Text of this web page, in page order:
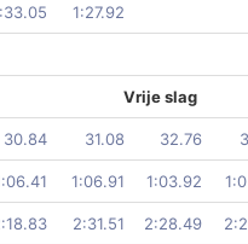
1:27.92
Vrije slag
30.84 31.08 32.76
1:06.91 1:03.92
2:31.51 2:28.49